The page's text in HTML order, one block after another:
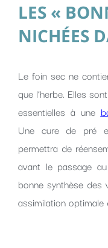
LES «
NICHÉES
Le foin sec ne
que l’herbe. Elles
essentielles à une
Une cure de pré
permettra de
avant le passage
bonne synthèse des
assimilation optimale